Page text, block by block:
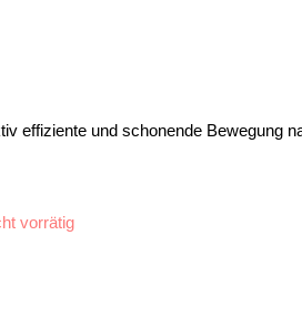
effiziente und schonende Bewegung
vorrätig